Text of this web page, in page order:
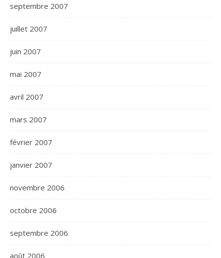
septembre 2007
juillet 2007
juin 2007
mai 2007
avril 2007
mars 2007
février 2007
janvier 2007
novembre 2006
octobre 2006
septembre 2006
août 2006